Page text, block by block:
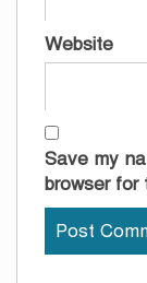
Website
Save my
browser